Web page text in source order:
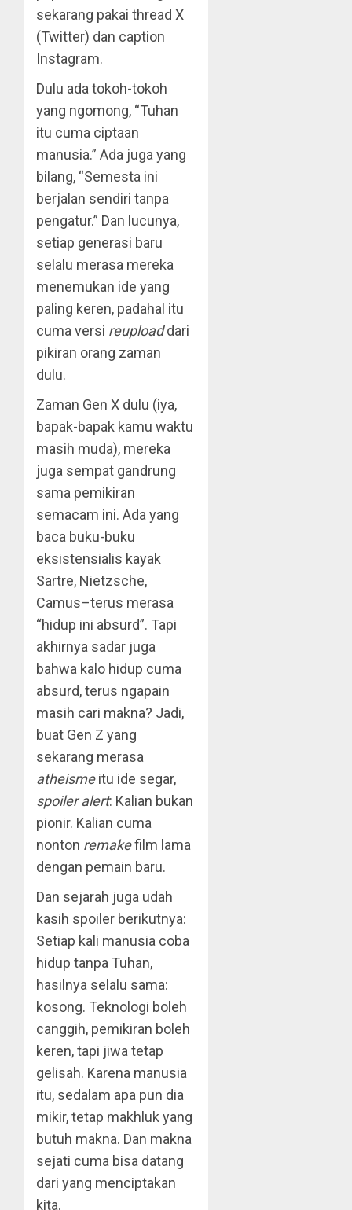
sekarang pakai thread X
(Twitter) dan caption
Instagram.
Dulu ada tokoh-tokoh
yang ngomong, “Tuhan
itu cuma ciptaan
manusia.” Ada juga yang
bilang, “Semesta ini
berjalan sendiri tanpa
pengatur.” Dan lucunya,
setiap generasi baru
selalu merasa mereka
menemukan ide yang
paling keren, padahal itu
cuma versi reuploaddari
pikiran orang zaman
dulu.
Zaman Gen X dulu (iya,
bapak-bapak kamu waktu
masih muda), mereka
juga sempat gandrung
sama pemikiran
semacam ini. Ada yang
baca buku-buku
eksistensialis kayak
Sartre, Nietzsche,
Camus–terus merasa
“hidup ini absurd”. Tapi
akhirnya sadar juga
bahwa kalo hidup cuma
absurd, terus ngapain
masih cari makna? Jadi,
buat Gen Z yang
sekarang merasa
atheismeitu ide segar,
spoiler alert: Kalian bukan
pionir. Kalian cuma
nonton remakefilm lama
dengan pemain baru.
Dan sejarah juga udah
kasih spoiler berikutnya:
Setiap kali manusia coba
hidup tanpa Tuhan,
hasilnya selalu sama:
kosong. Teknologi boleh
canggih, pemikiran boleh
keren, tapi jiwa tetap
gelisah. Karena manusia
itu, sedalam apa pun dia
mikir, tetap makhluk yang
butuh makna. Dan makna
sejati cuma bisa datang
dari yang menciptakan
kita.